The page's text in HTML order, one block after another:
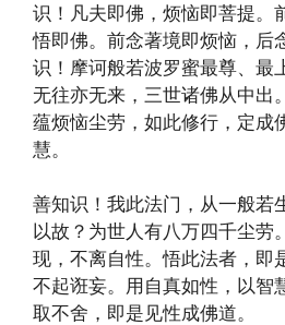
识！凡夫即佛，烦恼即菩提。
悟即佛。前念著境即烦恼，后
识！摩诃般若波罗蜜最尊、最
无往亦无来，三世诸佛从中出
蕴烦恼尘劳，如此修行，定成
慧。
善知识！我此法门，从一般若
以故？为世人有八万四千尘劳
现，不离自性。悟此法者，即
不起诳妄。用自真如性，以智
取不舍，即是见性成佛道。